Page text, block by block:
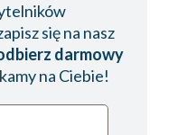
(Gąbka) (116)
(118)
(Tekst) (119)
Selection (Zaznaczanie
się na nasz
darmowy
na Ciebie!